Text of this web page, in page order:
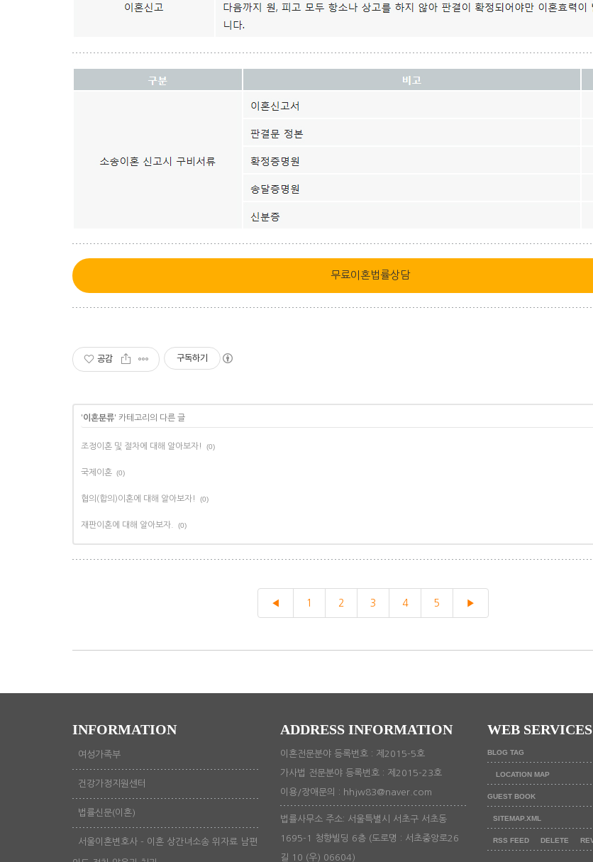
무료이혼법률상담
공감 구독하기
'이혼분류' 카테고리의 다른 글
조정이혼 및 절차에 대해 알아보자! (0)
국제이혼 (0)
협의(합의)이혼에 대해 알아보자! (0)
재판이혼에 대해 알아보자. (0)
◀ 1 2 3 4 5 ▶
INFORMATION
여성가족부
건강가정지원센터
법률신문(이혼)
서울이혼변호사 - 이혼 상간녀소송 위자료 남편
ADDRESS INFORMATION
이혼전문분야 등록번호 : 제2015-5호
가사법 전문분야 등록번호 : 제2015-23호
이용/장애문의 : hhjw83@naver.com
법률사무소 주소: 서울특별시 서초구 서초동
1695-1 청향빌딩 6층 (도로명 : 서초중앙로26
길 10 (우) 06604)
WEB SERVICES
BLOG TAG
LOCATION MAP
GUEST BOOK
SITEMAP.XML
RSS FEED DELETE